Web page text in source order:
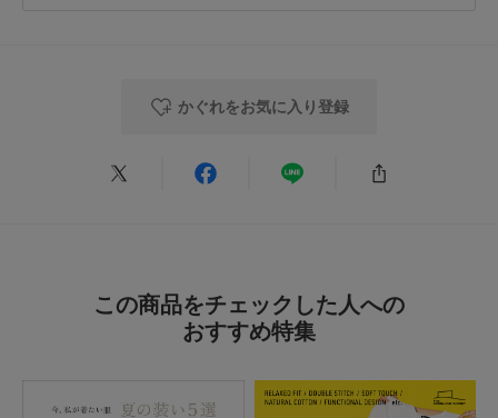
シーン
:プライベート サイズ感:ちょうど良い
参考になった 0
かぐれをお気に入り登録
この商品をチェックした人への
おすすめ特集